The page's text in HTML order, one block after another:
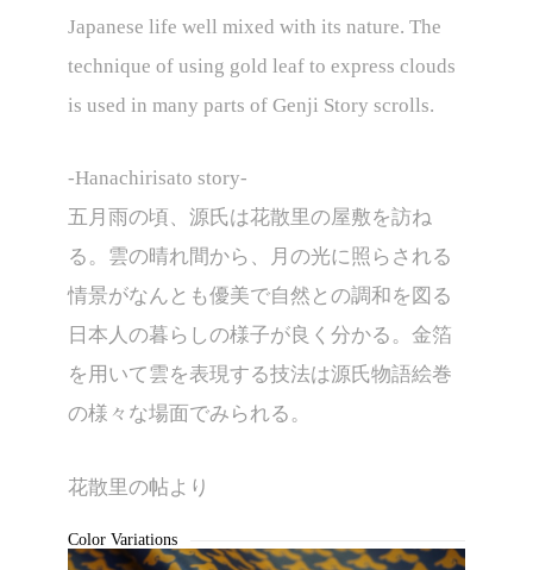
Japanese life well mixed with its nature. The
technique of using gold leaf to express clouds
is used in many parts of Genji Story scrolls.
-Hanachirisato story-
五月雨の頃、源氏は花散里の屋敷を訪ね
る。雲の晴れ間から、月の光に照らされる
情景がなんとも優美で自然との調和を図る
日本人の暮らしの様子が良く分かる。金箔
を用いて雲を表現する技法は源氏物語絵巻
の様々な場面でみられる。
花散里の帖より
Color Variations
DSC00650